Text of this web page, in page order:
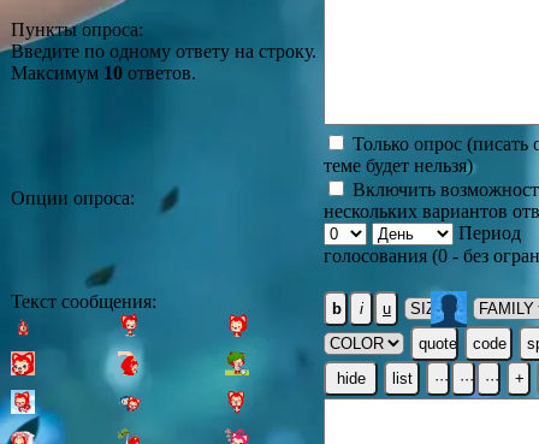
Пункты опроса:
Введите по одному ответу на строку.
Максимум 10 ответов.
Опции опроса:
Только опрос (писать
теме будет нельзя)
Включить
нескольких вариантов
Период
голосования (0 - без
Текст сообщения: